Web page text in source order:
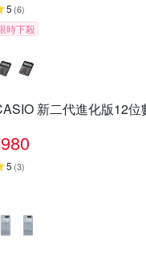
5 (6)
時下殺
新二代進化版12
980
5 (3)